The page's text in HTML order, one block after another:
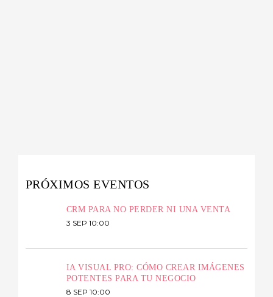
PRÓXIMOS EVENTOS
CRM PARA NO PERDER NI UNA VENTA
3 SEP 10:00
IA VISUAL PRO: CÓMO CREAR IMÁGENES
POTENTES PARA TU NEGOCIO
8 SEP 10:00